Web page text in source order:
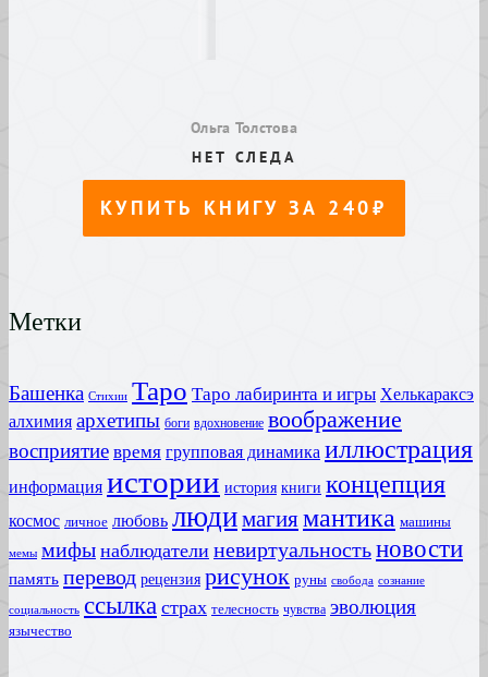
Метки
Башенка Стихии Таро Таро лабиринта и игры Хелькараксэ
алхимия архетипы боги вдохновение воображение
восприятие время групповая динамика иллюстрация
информация истории история книги концепция
космос личное любовь людимагиямантика машины
мемы мифы наблюдатели невиртуальностьновости
память перевод рецензия рисунок руны свобода сознание
социальность ссылка страх телесность чувства эволюция
язычество